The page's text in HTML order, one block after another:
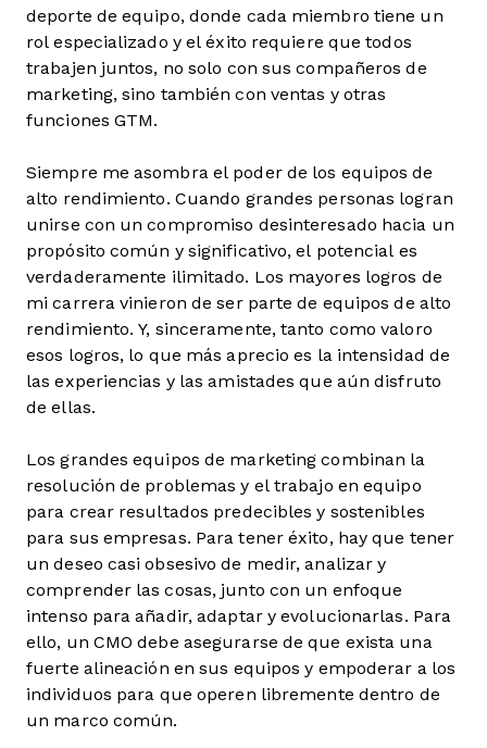
deporte de equipo, donde cada miembro tiene un
rol especializado y el éxito requiere que todos
trabajen juntos, no solo con sus compañeros de
marketing, sino también con ventas y otras
funciones GTM.
Siempre me asombra el poder de los equipos de
alto rendimiento. Cuando grandes personas logran
unirse con un compromiso desinteresado hacia un
propósito común y significativo, el potencial es
verdaderamente ilimitado. Los mayores logros de
mi carrera vinieron de ser parte de equipos de alto
rendimiento. Y, sinceramente, tanto como valoro
esos logros, lo que más aprecio es la intensidad de
las experiencias y las amistades que aún disfruto
de ellas.
Los grandes equipos de marketing combinan la
resolución de problemas y el trabajo en equipo
para crear resultados predecibles y sostenibles
para sus empresas. Para tener éxito, hay que tener
un deseo casi obsesivo de medir, analizar y
comprender las cosas, junto con un enfoque
intenso para añadir, adaptar y evolucionarlas. Para
ello, un CMO debe asegurarse de que exista una
fuerte alineación en sus equipos y empoderar a los
individuos para que operen libremente dentro de
un marco común.